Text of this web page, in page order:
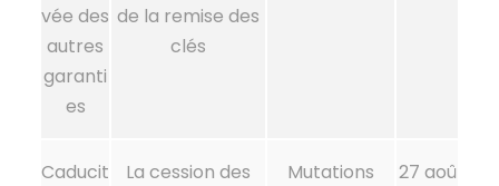
vée des
autres
garanti
es
de la remise des
clés
Caducit
La cession des
Mutations
27 aoû